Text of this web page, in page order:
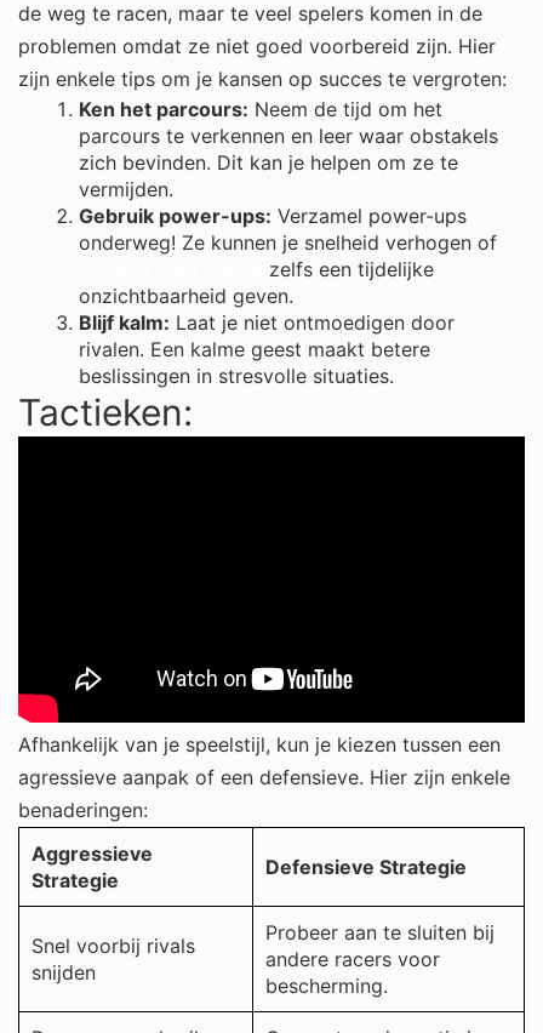
de weg te racen, maar te veel spelers komen in de
problemen omdat ze niet goed voorbereid zijn. Hier
zijn enkele tips om je kansen op succes te vergroten:
Ken het parcours: Neem de tijd om het
parcours te verkennen en leer waar obstakels
zich bevinden. Dit kan je helpen om ze te
vermijden.
Gebruik power-ups: Verzamel power-ups
onderweg! Ze kunnen je snelheid verhogen of
zelfs een tijdelijke
onzichtbaarheid geven.
Blijf kalm: Laat je niet ontmoedigen door
rivalen. Een kalme geest maakt betere
beslissingen in stresvolle situaties.
Tactieken:
Afhankelijk van je speelstijl, kun je kiezen tussen een
agressieve aanpak of een defensieve. Hier zijn enkele
benaderingen:
Aggressieve
Strategie
Defensieve Strategie
Snel voorbij rivals
snijden
Probeer aan te sluiten bij
andere racers voor
bescherming.